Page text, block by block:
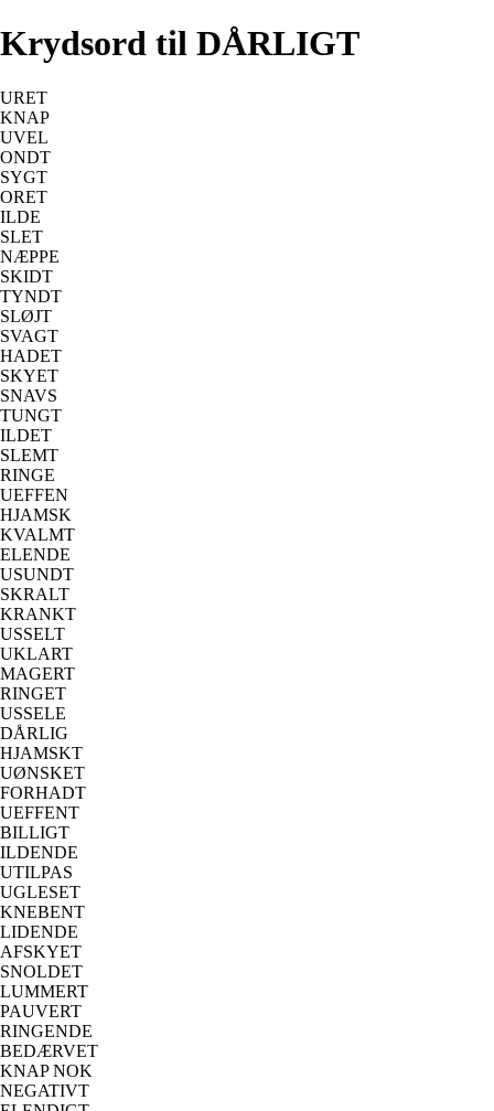
Krydsord til DÅRLIGT
URET
KNAP
UVEL
ONDT
SYGT
ORET
ILDE
SLET
NÆPPE
SKIDT
TYNDT
SLØJT
SVAGT
HADET
SKYET
SNAVS
TUNGT
ILDET
SLEMT
RINGE
UEFFEN
HJAMSK
KVALMT
ELENDE
USUNDT
SKRALT
KRANKT
USSELT
UKLART
MAGERT
RINGET
USSELE
DÅRLIG
HJAMSKT
UØNSKET
FORHADT
UEFFENT
BILLIGT
ILDENDE
UTILPAS
UGLESET
KNEBENT
LIDENDE
AFSKYET
SNOLDET
LUMMERT
PAUVERT
RINGENDE
BEDÆRVET
KNAP NOK
NEGATIVT